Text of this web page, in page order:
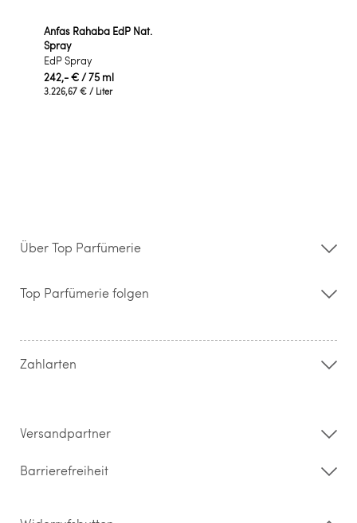
Anfas Rahaba EdP Nat.
Spray
EdP Spray
242,- €/ 75 ml
3.226,67 € / Liter
Über Top Parfümerie
Storefinder
Kontakt
Widerrufsrecht & Rückgabebedingungen
Top Parfümerie folgen
Zahlarten
Versandpartner
Barrierefreiheit